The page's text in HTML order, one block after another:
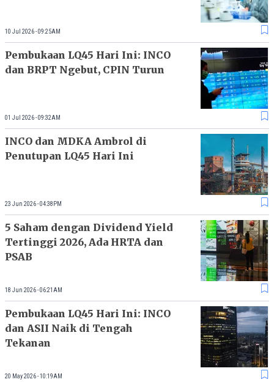
10 Jul 2026 - 09:25AM
Pembukaan LQ45 Hari Ini: INCO
dan BRPT Ngebut, CPIN Turun
01 Jul 2026 - 09:32AM
INCO dan MDKA Ambrol di
Penutupan LQ45 Hari Ini
23 Jun 2026 - 04:38PM
5 Saham dengan Dividend Yield
Tertinggi 2026, Ada HRTA dan
PSAB
18 Jun 2026 - 06:21AM
Pembukaan LQ45 Hari Ini: INCO
dan ASII Naik di Tengah
Tekanan
20 May 2026 - 10:19AM